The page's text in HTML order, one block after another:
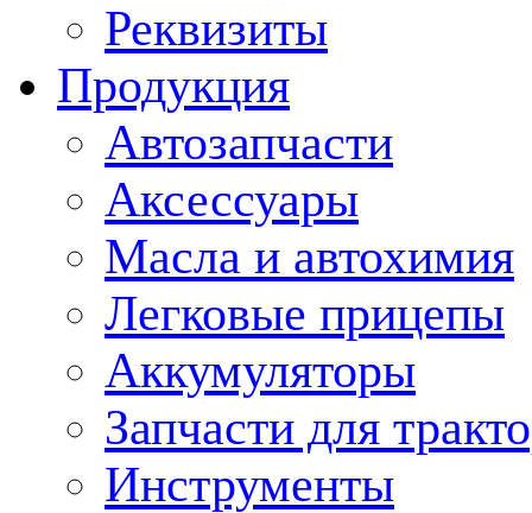
Реквизиты
Продукция
Автозапчасти
Аксессуары
Масла и автохимия
Легковые прицепы
Аккумуляторы
Запчасти для
Инструменты